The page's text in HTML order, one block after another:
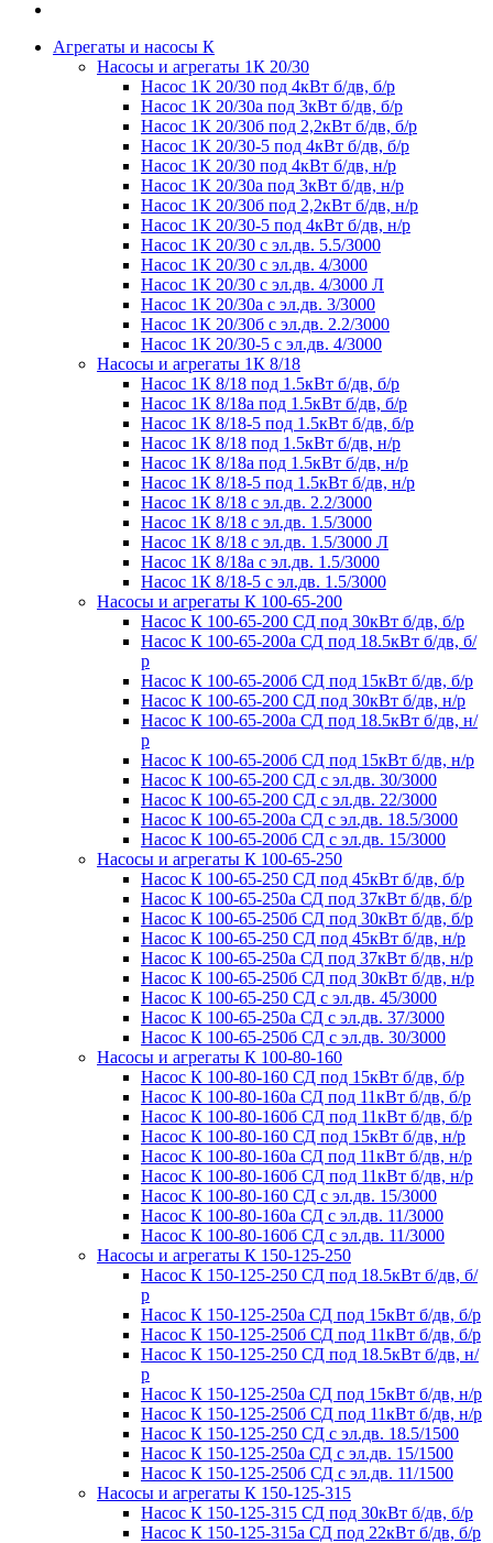
Агрегаты и насосы К
Насосы и агрегаты 1К 20/30
Насос 1К 20/30 под 4кВт б/дв, б/р
Насос 1К 20/30а под 3кВт б/дв, б/р
Насос 1К 20/30б под 2,2кВт б/дв, б/р
Насос 1К 20/30-5 под 4кВт б/дв, б/р
Насос 1К 20/30 под 4кВт б/дв, н/р
Насос 1К 20/30а под 3кВт б/дв, н/р
Насос 1К 20/30б под 2,2кВт б/дв, н/р
Насос 1К 20/30-5 под 4кВт б/дв, н/р
Насос 1К 20/30 с эл.дв. 5.5/3000
Насос 1К 20/30 с эл.дв. 4/3000
Насос 1К 20/30 с эл.дв. 4/3000 Л
Насос 1К 20/30а с эл.дв. 3/3000
Насос 1К 20/30б с эл.дв. 2.2/3000
Насос 1К 20/30-5 с эл.дв. 4/3000
Насосы и агрегаты 1К 8/18
Насос 1К 8/18 под 1.5кВт б/дв, б/р
Насос 1К 8/18а под 1.5кВт б/дв, б/р
Насос 1К 8/18-5 под 1.5кВт б/дв, б/р
Насос 1К 8/18 под 1.5кВт б/дв, н/р
Насос 1К 8/18а под 1.5кВт б/дв, н/р
Насос 1К 8/18-5 под 1.5кВт б/дв, н/р
Насос 1К 8/18 с эл.дв. 2.2/3000
Насос 1К 8/18 с эл.дв. 1.5/3000
Насос 1К 8/18 с эл.дв. 1.5/3000 Л
Насос 1К 8/18а с эл.дв. 1.5/3000
Насос 1К 8/18-5 с эл.дв. 1.5/3000
Насосы и агрегаты К 100-65-200
Насос К 100-65-200 СД под 30кВт б/дв, б/р
Насос К 100-65-200а СД под 18.5кВт б/дв, б/
р
Насос К 100-65-200б СД под 15кВт б/дв, б/р
Насос К 100-65-200 СД под 30кВт б/дв, н/р
Насос К 100-65-200а СД под 18.5кВт б/дв, н/
р
Насос К 100-65-200б СД под 15кВт б/дв, н/р
Насос К 100-65-200 СД с эл.дв. 30/3000
Насос К 100-65-200 СД с эл.дв. 22/3000
Насос К 100-65-200а СД с эл.дв. 18.5/3000
Насос К 100-65-200б СД с эл.дв. 15/3000
Насосы и агрегаты К 100-65-250
Насос К 100-65-250 СД под 45кВт б/дв, б/р
Насос К 100-65-250а СД под 37кВт б/дв, б/р
Насос К 100-65-250б СД под 30кВт б/дв, б/р
Насос К 100-65-250 СД под 45кВт б/дв, н/р
Насос К 100-65-250а СД под 37кВт б/дв, н/р
Насос К 100-65-250б СД под 30кВт б/дв, н/р
Насос К 100-65-250 СД с эл.дв. 45/3000
Насос К 100-65-250а СД с эл.дв. 37/3000
Насос К 100-65-250б СД с эл.дв. 30/3000
Насосы и агрегаты К 100-80-160
Насос К 100-80-160 СД под 15кВт б/дв, б/р
Насос К 100-80-160а СД под 11кВт б/дв, б/р
Насос К 100-80-160б СД под 11кВт б/дв, б/р
Насос К 100-80-160 СД под 15кВт б/дв, н/р
Насос К 100-80-160а СД под 11кВт б/дв, н/р
Насос К 100-80-160б СД под 11кВт б/дв, н/р
Насос К 100-80-160 СД с эл.дв. 15/3000
Насос К 100-80-160а СД с эл.дв. 11/3000
Насос К 100-80-160б СД с эл.дв. 11/3000
Насосы и агрегаты К 150-125-250
Насос К 150-125-250 СД под 18.5кВт б/дв, б/
р
Насос К 150-125-250а СД под 15кВт б/дв, б/р
Насос К 150-125-250б СД под 11кВт б/дв, б/р
Насос К 150-125-250 СД под 18.5кВт б/дв, н/
р
Насос К 150-125-250а СД под 15кВт б/дв, н/р
Насос К 150-125-250б СД под 11кВт б/дв, н/р
Насос К 150-125-250 СД с эл.дв. 18.5/1500
Насос К 150-125-250а СД с эл.дв. 15/1500
Насос К 150-125-250б СД с эл.дв. 11/1500
Насосы и агрегаты К 150-125-315
Насос К 150-125-315 СД под 30кВт б/дв, б/р
Насос К 150-125-315а СД под 22кВт б/дв, б/р